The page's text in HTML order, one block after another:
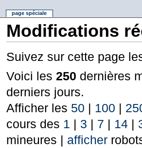
Modifications
Suivez sur cette page
Voici les 250 dernières
derniers jours.
Afficher les 50 | 100 |
cours des 1 | 3 | 7 | 14|
mineures | afficher
page spéciale